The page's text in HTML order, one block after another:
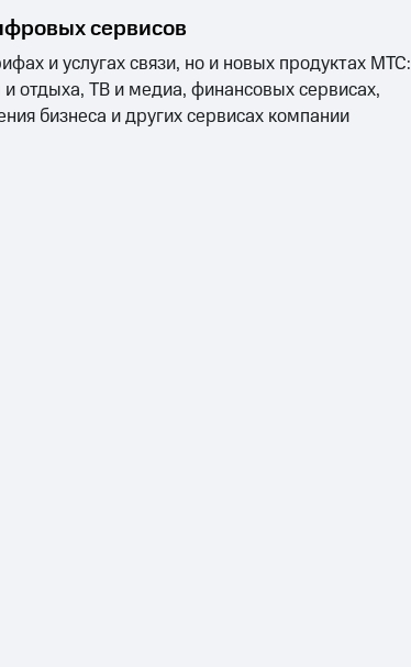
сервисов
и услугах связи, но и новых продуктах МТС:
отдыха, ТВ и медиа, финансовых сервисах,
бизнеса и других сервисах компании